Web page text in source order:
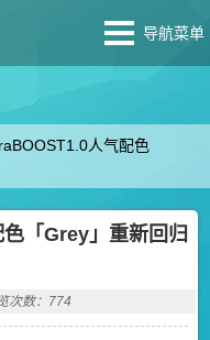
导航菜单
人气配色
「Grey」重新回归
次数：774